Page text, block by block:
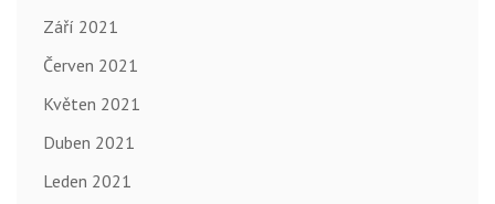
Září 2021
Červen 2021
Květen 2021
Duben 2021
Leden 2021